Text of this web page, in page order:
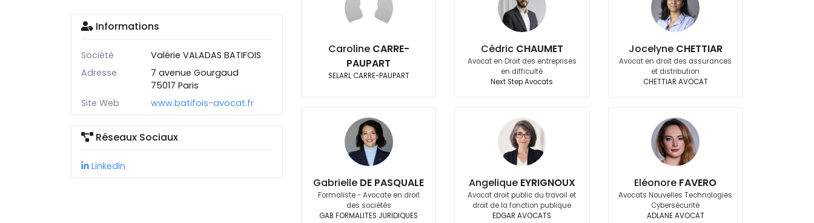
Informations
Société
Valérie VALADAS BATIFOIS
Adresse
7 avenue Gourgaud
75017 Paris
Site Web
www.batifois-avocat.fr
Réseaux Sociaux
LinkedIn
Caroline CARRE-
PAUPART
SELARL CARRE-PAUPART
Cédric CHAUMET
Avocat en Droit des entreprises
en difficulté
Next Step Avocats
Jocelyne CHETTIAR
Avocat en droit des assurances
et distribution
CHETTIAR AVOCAT
Gabrielle DE PASQUALE
Formaliste - Avocate en droit
des sociétés
GAB FORMALITES JURIDIQUES
Angelique EYRIGNOUX
Avocat droit public du travail et
droit de la fonction publique
EDGAR AVOCATS
Eléonore FAVERO
Avocats Nouvelles Technologies
Cybersécurité
ADLANE AVOCAT